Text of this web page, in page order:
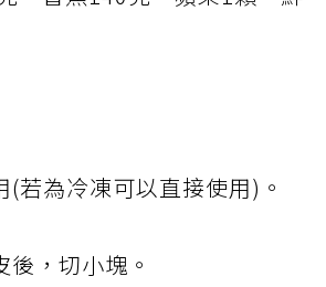
(若為冷凍可以直接使用)。
，切小塊。